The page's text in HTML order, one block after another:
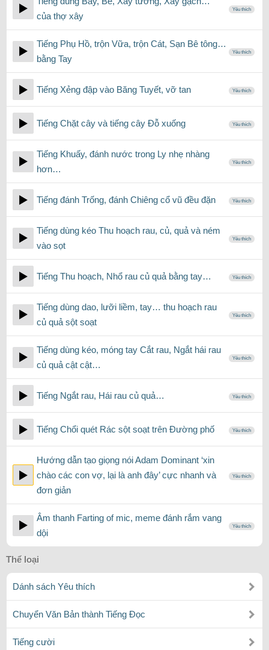
của thợ xây
Yêu thích
Tiếng Phụ Hồ, trộn Vữa, trộn Cát, Sạn Bê tông…
bằng Tay
Yêu thích
Tiếng Xẻng đập vào Băng Tuyết, vỡ tan Yêu thích
Tiếng Chặt cây và tiếng cây Đỗ xuống Yêu thích
Tiếng Khuấy, đánh nước trong Ly nhẹ nhàng
hơn…
Yêu thích
Tiếng đánh Trống, đánh Chiêng cổ vũ đều đặn Yêu thích
Tiếng dùng kéo Thu hoạch rau, củ, quả và ném
vào sọt
Yêu thích
Tiếng Thu hoạch, Nhổ rau củ quả bằng tay… Yêu thích
Tiếng dùng dao, lưỡi liềm, tay… thu hoạch rau
củ quả sột soạt
Yêu thích
Tiếng dùng kéo, móng tay Cắt rau, Ngắt hái rau
củ quả cật cật…
Yêu thích
Tiếng Ngắt rau, Hái rau củ quả… Yêu thích
Tiếng Chổi quét Rác sột soạt trên Đường phố Yêu thích
Hướng dẫn tạo giọng nói Adam Dominant ‘xin
chào các con vợ, lại là anh đây’ cực nhanh và
đơn giản
Yêu thích
Âm thanh Farting of mic, meme đánh rắm vang
dội
Yêu thích
Thể loại
Dánh sách Yêu thích
Chuyển Văn Bản thành Tiếng Đọc
Tiếng cười